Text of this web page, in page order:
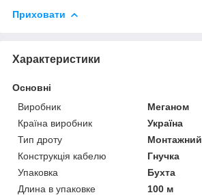
Приховати
Характеристики
Основні
Виробник
Меганом
Країна виробник
Україна
Тип дроту
Монтажний
Конструкція кабелю
Гнучка
Упаковка
Бухта
Длина в упаковке
100 м